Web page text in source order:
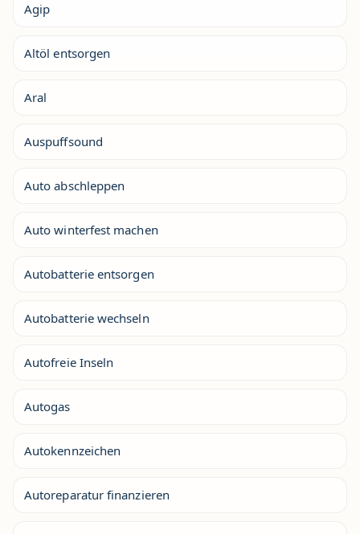
Agip
Altöl entsorgen
Aral
Auspuffsound
Auto abschleppen
Auto winterfest machen
Autobatterie entsorgen
Autobatterie wechseln
Autofreie Inseln
Autogas
Autokennzeichen
Autoreparatur finanzieren